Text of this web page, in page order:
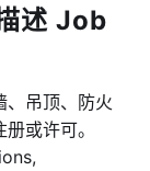
述 Job
、吊顶、防火
或许可。